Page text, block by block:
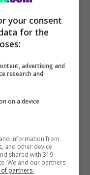
caos,
concentrarsi a
soltanto
avanti
partita”.
your consent
for the
advertising and
research and
on a device
information from
and other device
shared with 319
We and our partners
of partners.